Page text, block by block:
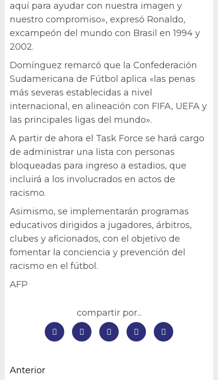
aquí para ayudar con nuestra imagen y
nuestro compromiso», expresó Ronaldo,
excampeón del mundo con Brasil en 1994 y
2002.
Domínguez remarcó que la Confederación
Sudamericana de Fútbol aplica «las penas
más severas establecidas a nivel
internacional, en alineación con FIFA, UEFA y
las principales ligas del mundo».
A partir de ahora el Task Force se hará cargo
de administrar una lista con personas
bloqueadas para ingreso a estadios, que
incluirá a los involucrados en actos de
racismo.
Asimismo, se implementarán programas
educativos dirigidos a jugadores, árbitros,
clubes y aficionados, con el objetivo de
fomentar la conciencia y prevención del
racismo en el fútbol.
AFP
compartir por...
Navegación
Anterior